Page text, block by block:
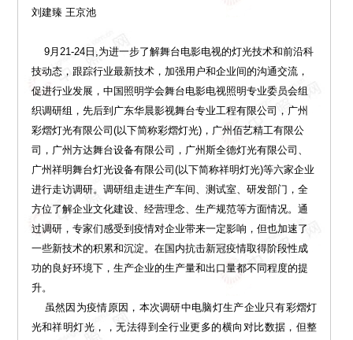
刘建臻 王京池
9月21-24日,为进一步了解舞台电影电视的灯光技术和前沿科
技动态，跟踪行业最新技术，加强用户和企业间的沟通交流，
促进行业发展，中国照明学会舞台电影电视照明专业委员会组
织调研组，先后到广东华晨影视舞台专业工程有限公司，广州
彩熠灯光有限公司(以下简称彩熠灯光)，广州佰艺精工有限公
司，广州方达舞台设备有限公司，广州斯全德灯光有限公司、
广州祥明舞台灯光设备有限公司(以下简称祥明灯光)等六家企业
进行走访调研。调研组走进生产车间、测试室、研发部门，全
方位了解企业文化建设、经营理念、生产规范等方面情况。通
过调研，专家们感受到疫情对企业带来一定影响，但也加速了
一些新技术的积累和沉淀。在国内抗击新冠疫情取得阶段性成
功的良好环境下，生产企业的生产量和出口量都不同程度的提
升。
虽然因为疫情原因，本次调研中电脑灯生产企业只有彩熠灯
光和祥明灯光，，无法得到全行业更多的横向对比数据，但整